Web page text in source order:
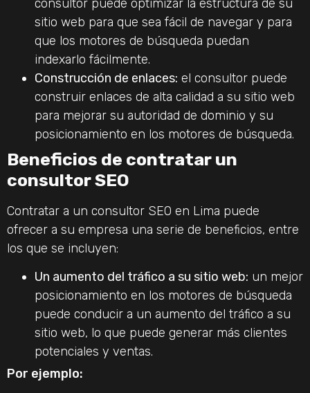
consultor puede optimizar la estructura de su
sitio web para que sea fácil de navegar y para
que los motores de búsqueda puedan
indexarlo fácilmente.
Construcción de enlaces: el consultor puede
construir enlaces de alta calidad a su sitio web
para mejorar su autoridad de dominio y su
posicionamiento en los motores de búsqueda.
Beneficios de contratar un
consultor SEO
Contratar a un consultor SEO en Lima puede
ofrecer a su empresa una serie de beneficios, entre
los que se incluyen:
Un aumento del tráfico a su sitio web: un mejor
posicionamiento en los motores de búsqueda
puede conducir a un aumento del tráfico a su
sitio web, lo que puede generar más clientes
potenciales y ventas.
Por ejemplo: